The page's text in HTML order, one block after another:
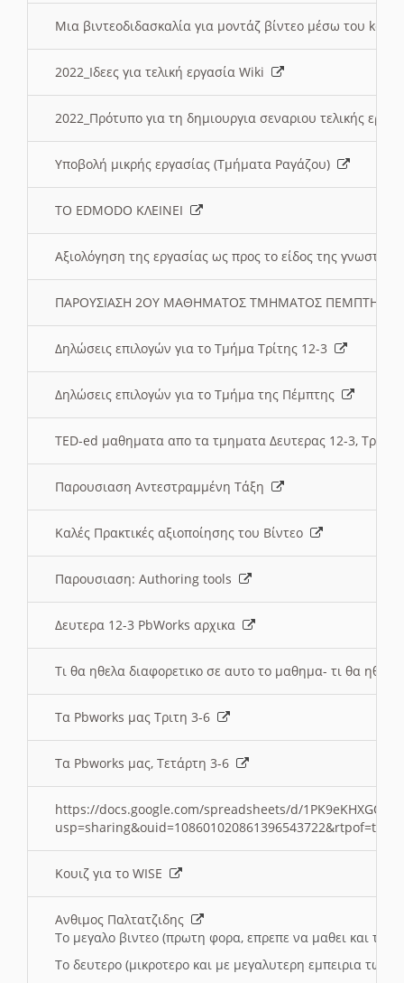
Μια βιντεοδιδασκαλία για μοντάζ βίντεο μέσω του
2022_Ιδεες για τελική εργασία Wiki
2022_Πρότυπο για τη δημιουργια σεναριου τελικής
Υποβολή μικρής εργασίας (Τμήματα Ραγάζου)
ΤΟ EDMODO ΚΛΕΙΝΕΙ
Αξιολόγηση της εργασίας ως προς το είδος της
ΠΑΡΟΥΣΙΑΣΗ 2ΟΥ ΜΑΘΗΜΑΤΟΣ ΤΜΗΜΑΤΟΣ
Δηλώσεις επιλογών για το Τμήμα Τρίτης 12-3
Δηλώσεις επιλογών για το Τμήμα της Πέμπτης
TED-ed μαθηματα απο τα τμηματα Δευτερας 12-3,
Παρουσιαση Αντεστραμμένη Τάξη
Καλές Πρακτικές αξιοποίησης του Βίντεο
Παρουσιαση: Authoring tools
Δευτερα 12-3 PbWorks αρχικα
Τι θα ηθελα διαφορετικο σε αυτο το μαθημα- τι θα
Τα Pbworks μας Τριτη 3-6
Τα Pbworks μας, Τετάρτη 3-6
https://docs.google.com/spreadsheets/d/
Κουιζ για το WISE
Ανθιμος Παλτατζιδης
Το μεγαλο βιντεο (πρωτη φορα, επρεπε να μαθει και το
Το δευτερο (μικροτερο και με μεγαλυτερη εμπειρια